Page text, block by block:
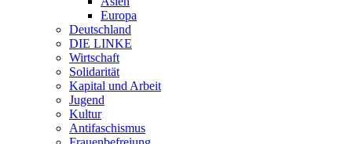
Europa
Deutschland
DIE LINKE
Wirtschaft
Solidarität
Kapital und Arbeit
Jugend
Kultur
Antifaschismus